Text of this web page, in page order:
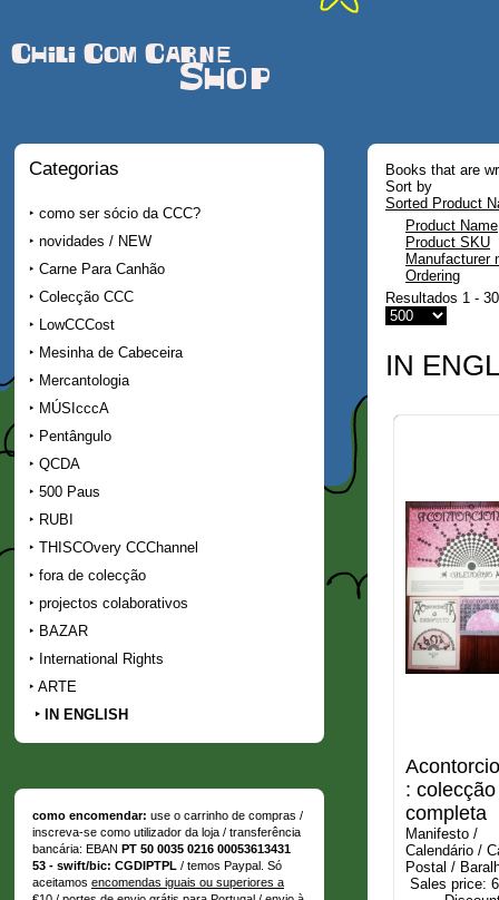
Chili Com Carne
Shop
Categorias
como ser sócio da CCC?
novidades / NEW
Carne Para Canhão
Colecção CCC
LowCCCost
Mesinha de Cabeceira
Mercantologia
MÚSIcccA
Pentângulo
QCDA
500 Paus
RUBI
THISCOvery CCChannel
fora de colecção
projectos colaborativos
BAZAR
International Rights
ARTE
IN ENGLISH
como encomendar: use o carrinho de compras /
inscreva-se como utilizador da loja / transferência
bancária: EBAN PT 50 0035 0216 00053613431
53 - swift/bic: CGDIPTPL / temos Paypal. Só
aceitamos encomendas iguais ou superiores a
Books that are
Sort by
Sorted Product
Product Name
Product SKU
Manufacturer
Ordering
Resultados 1 -
IN
: colecção
completa
Manifesto /
Calendário /
Postal /
Sales price: